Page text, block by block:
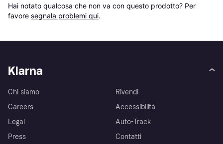
Hai notato qualcosa che non va con questo prodotto? Per
favore segnala problemi qui.
Klarna
Chi siamo
Careers
Legal
Press
Rivendi
Accessibilità
Auto-Track
Contatti